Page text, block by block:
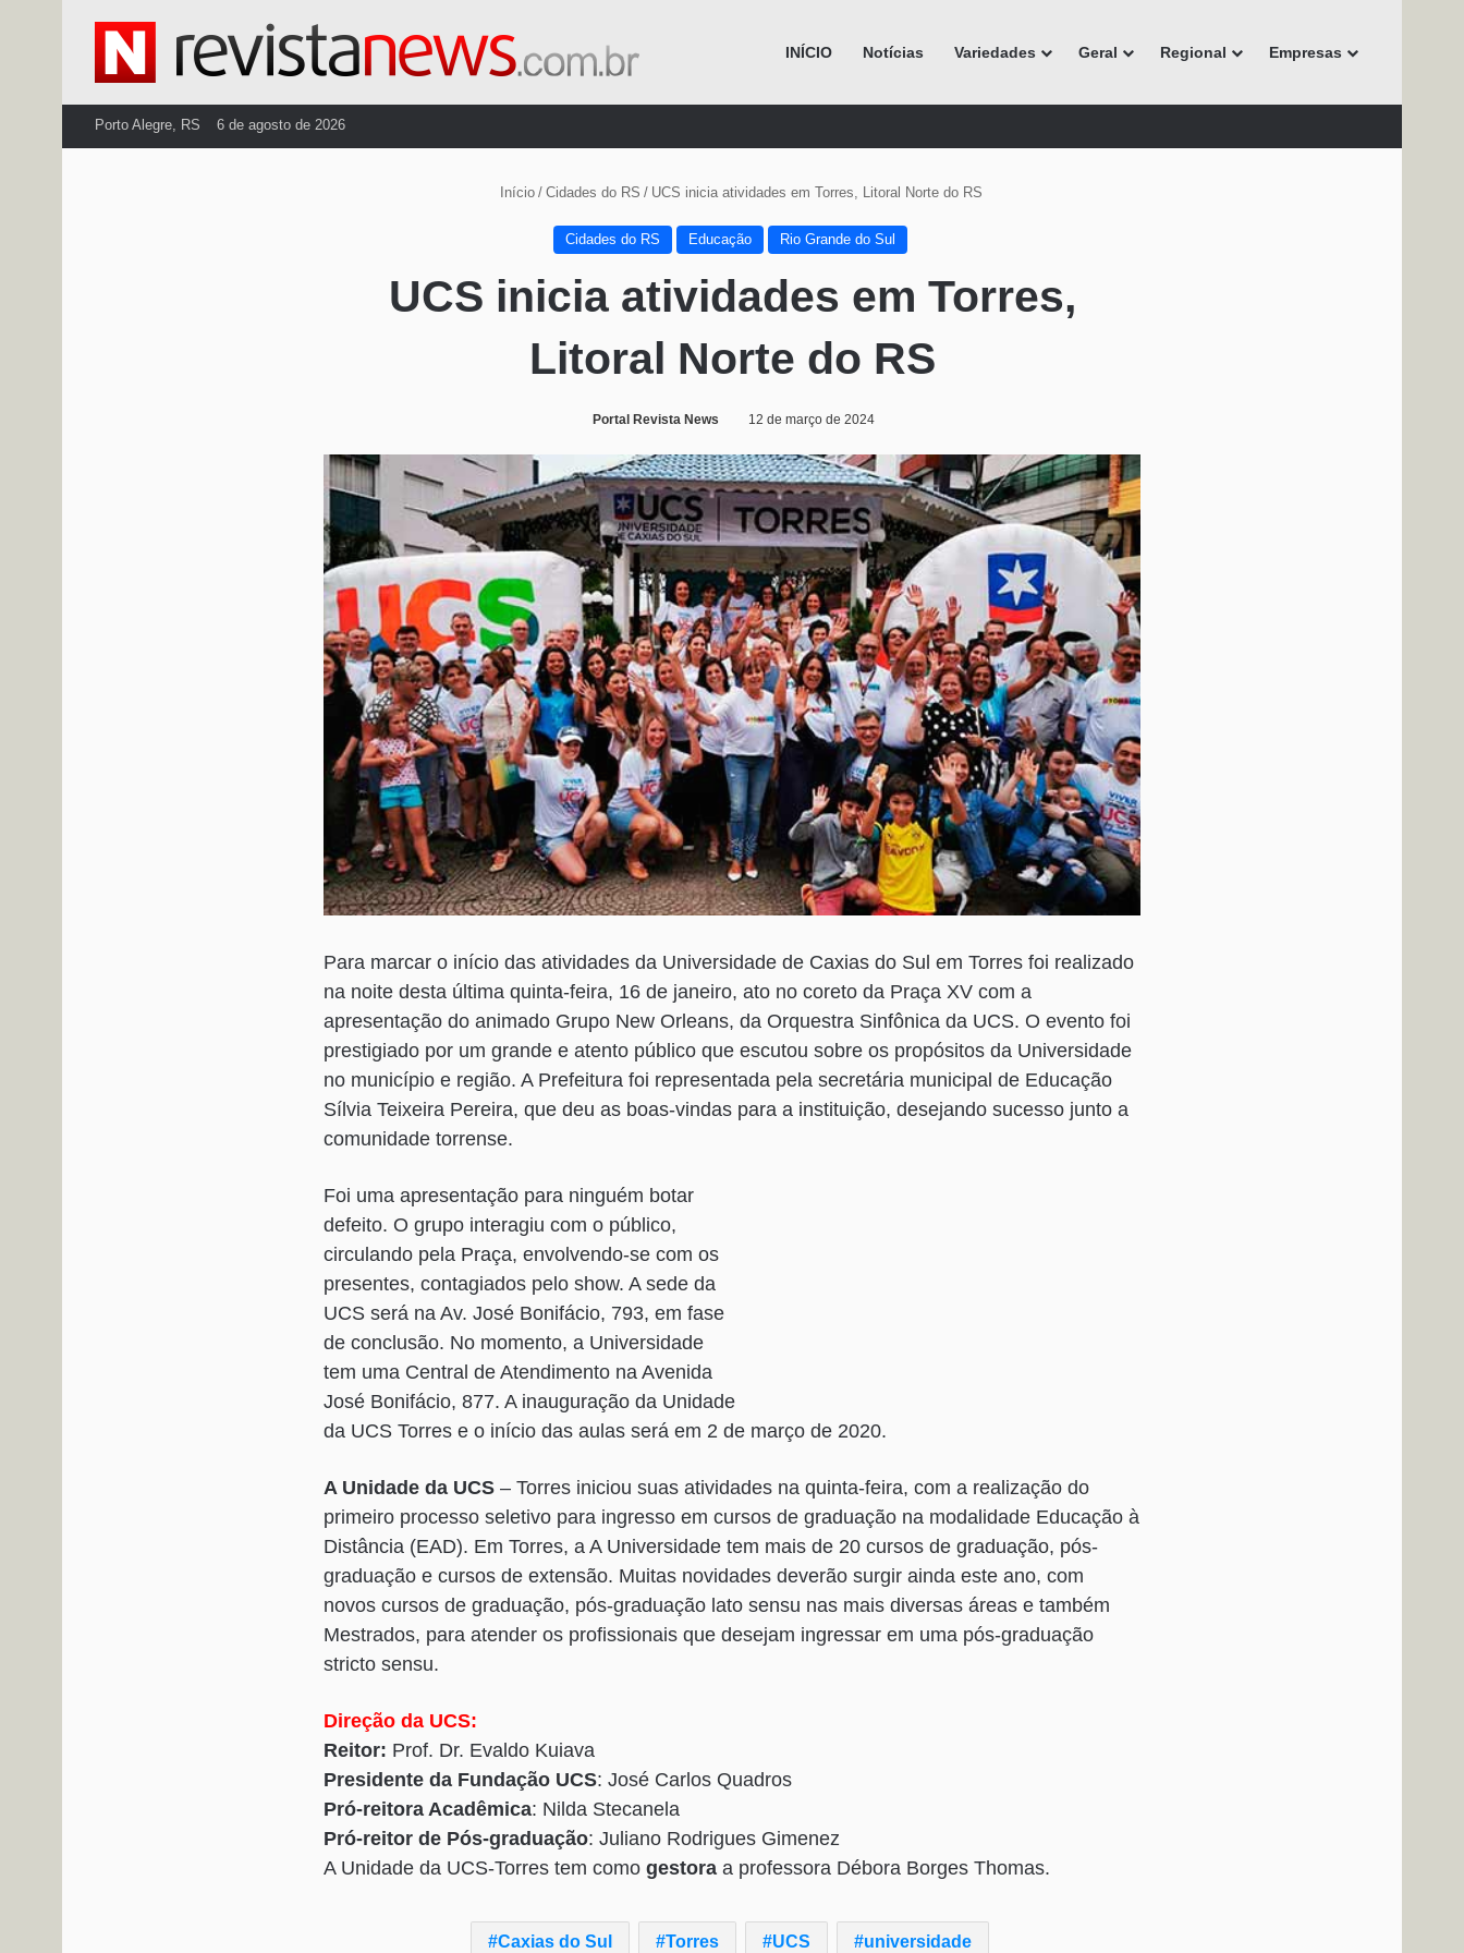
INÍCIO Notícias Variedades Geral Regional Empresas
Porto Alegre, RS 6 de agosto de 2026
Início / Cidades do RS / UCS inicia atividades em Torres, Litoral Norte do RS
Cidades do RS Educação Rio Grande do Sul
UCS inicia atividades em Torres,
Litoral Norte do RS
Portal Revista News 12 de março de 2024
Para marcar o início das atividades da Universidade de Caxias do Sul em Torres foi realizado
na noite desta última quinta-feira, 16 de janeiro, ato no coreto da Praça XV com a
apresentação do animado Grupo New Orleans, da Orquestra Sinfônica da UCS. O evento foi
prestigiado por um grande e atento público que escutou sobre os propósitos da Universidade
no município e região. A Prefeitura foi representada pela secretária municipal de Educação
Sílvia Teixeira Pereira, que deu as boas-vindas para a instituição, desejando sucesso junto a
comunidade torrense.
Foi uma apresentação para ninguém botar
defeito. O grupo interagiu com o público,
circulando pela Praça, envolvendo-se com os
presentes, contagiados pelo show. A sede da
UCS será na Av. José Bonifácio, 793, em fase
de conclusão. No momento, a Universidade
tem uma Central de Atendimento na Avenida
José Bonifácio, 877. A inauguração da Unidade
da UCS Torres e o início das aulas será em 2 de março de 2020.
A Unidade da UCS – Torres iniciou suas atividades na quinta-feira, com a realização do
primeiro processo seletivo para ingresso em cursos de graduação na modalidade Educação à
Distância (EAD). Em Torres, a A Universidade tem mais de 20 cursos de graduação, pós-
graduação e cursos de extensão. Muitas novidades deverão surgir ainda este ano, com
novos cursos de graduação, pós-graduação lato sensu nas mais diversas áreas e também
Mestrados, para atender os profissionais que desejam ingressar em uma pós-graduação
stricto sensu.
Direção da UCS:
Reitor: Prof. Dr. Evaldo Kuiava
Presidente da Fundação UCS: José Carlos Quadros
Pró-reitora Acadêmica: Nilda Stecanela
Pró-reitor de Pós-graduação: Juliano Rodrigues Gimenez
A Unidade da UCS-Torres tem como gestora a professora Débora Borges Thomas.
Caxias do Sul Torres UCS universidade